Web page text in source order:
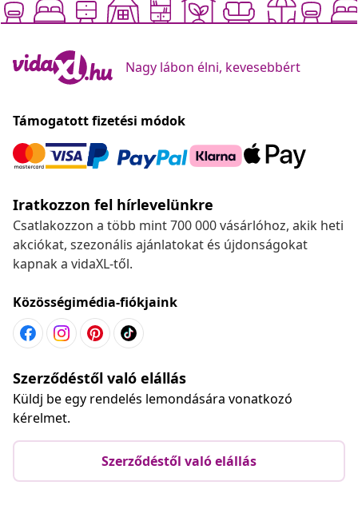
Nagy lábon élni, kevesebbért
Támogatott fizetési módok
Iratkozzon fel hírlevelünkre
Csatlakozzon a több mint 700 000 vásárlóhoz, akik heti
akciókat, szezonális ajánlatokat és újdonságokat
kapnak a vidaXL-től.
Közösségimédia-fiókjaink
Szerződéstől való elállás
Küldj be egy rendelés lemondására vonatkozó
kérelmet.
Szerződéstől való elállás